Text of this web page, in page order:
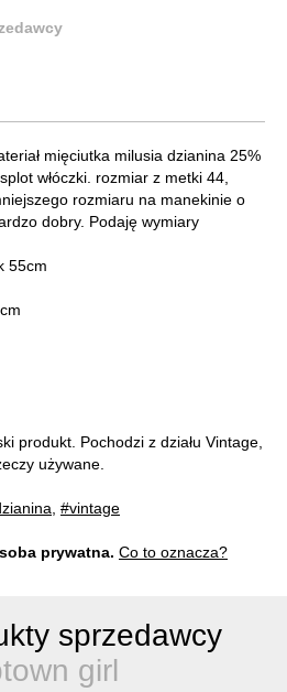
mięciutka milusia dzianina 25%
włóczki. rozmiar z metki 44,
rozmiaru na manekinie o
dobry. Podaję wymiary
55cm
produkt. Pochodzi z działu Vintage,
używane.
#vintage
prywatna. Co to oznacza?
sprzedawcy
girl